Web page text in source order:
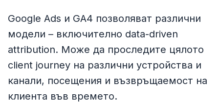
Google Ads и GA4 позволяват различни
модели – включително data-driven
attribution. Може да проследите цялото
client journey на различни устройства и
канали, посещения и възвръщаемост на
клиента във времето.